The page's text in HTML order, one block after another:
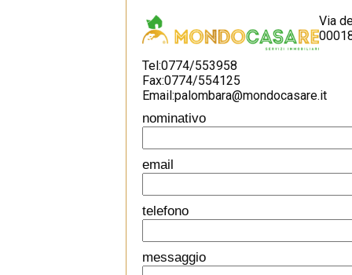
Via
Tel:0774/553958
Fax:0774/554125
Email:palombara@mondocasare.it
nominativo
email
telefono
messaggio